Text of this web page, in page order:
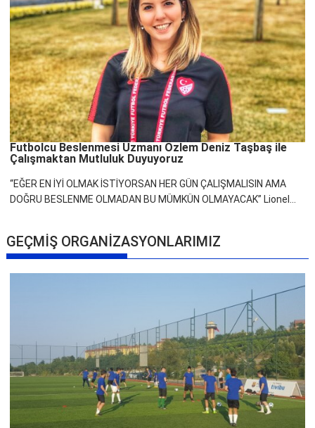
Futbolcu Beslenmesi Uzmanı Özlem Deniz Taşbaş ile
Çalışmaktan Mutluluk Duyuyoruz
“EĞER EN İYİ OLMAK İSTİYORSAN HER GÜN ÇALIŞMALISIN AMA
DOĞRU BESLENME OLMADAN BU MÜMKÜN OLMAYACAK” Lionel...
GEÇMİŞ ORGANİZASYONLARIMIZ